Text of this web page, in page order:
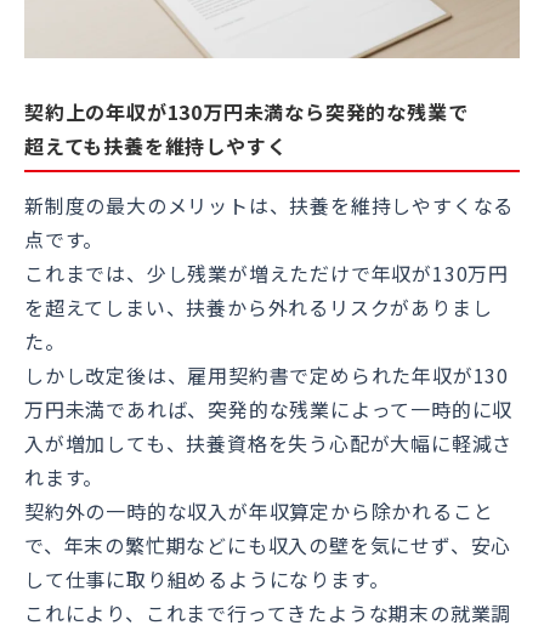
契約上の年収が130万円未満なら突発的な残業で
超えても扶養を維持しやすく
新制度の最大のメリットは、扶養を維持しやすくなる
点です。
これまでは、少し残業が増えただけで年収が130万円
を超えてしまい、扶養から外れるリスクがありまし
た。
しかし改定後は、雇用契約書で定められた年収が130
万円未満であれば、突発的な残業によって一時的に収
入が増加しても、扶養資格を失う心配が大幅に軽減さ
れます。
契約外の一時的な収入が年収算定から除かれること
で、年末の繁忙期などにも収入の壁を気にせず、安心
して仕事に取り組めるようになります。
これにより、これまで行ってきたような期末の就業調